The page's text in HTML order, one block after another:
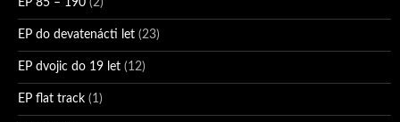
EP 85 – 190 (2)
EP do devatenácti let (23)
EP dvojic do 19 let (12)
EP flat track (1)